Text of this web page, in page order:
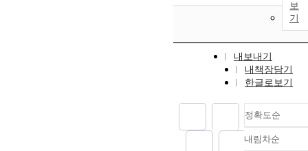
보
기
내보내기
내책장담기
한글로보기
정확도순
정확도
내림차순